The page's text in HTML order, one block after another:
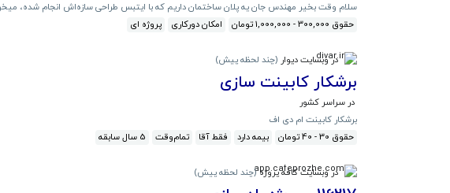
سلام وقت بخیر مهندس جان یه پلان ساختمان داریم که با ایتبس طراحی سازه‌اش انجام شده، میخواستم براش
حقوق 300,000 - 1,000,000 تومان
امکان دورکاری پروژه ای
در وبسایت دیوار (چند لحظه پیش)
برشکار کابینت سازی
در سراسر کشور
برشکار کابینت ام دی اف
حقوق 30 - 40 تومان
بیمه دارد فقط آقا تمام‌وقت 5 سال سابقه
در وبسایت کافه پروژه (چند لحظه پیش)